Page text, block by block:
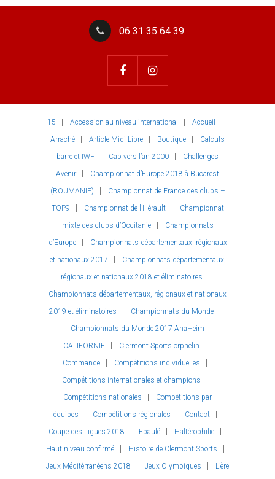
06 31 35 64 39
15 Accession au niveau international
Accueil
Arraché
Article Midi Libre Boutique
Calculs
barre et IWF
Cap vers l’an 2000
Challenges
Avenir
Championnat d’Europe 2018 à Bucarest
(ROUMANIE)
Championnat de France des clubs –
TOP9
Championnat de l’Hérault
Championnat
mixte des clubs d’Occitanie
Championnats
d’Europe
Championnats départementaux, régionaux
et nationaux 2017
Championnats départementaux,
régionaux et nationaux 2018 et éliminatoires
Championnats départementaux, régionaux et nationaux
2019 et éliminatoires
Championnats du Monde
Championnats du Monde 2017 AnaHeim
CALIFORNIE
Clermont Sports orphelin
Commande
Compétitions individuelles
Compétitions internationales et champions
Compétitions nationales
Compétitions par
équipes
Compétitions régionales
Contact
Coupe des Ligues 2018
Epaulé
Haltérophilie
Haut niveau confirmé
Histoire de Clermont Sports
Jeux Méditérranéens 2018
Jeux Olympiques
L’ère